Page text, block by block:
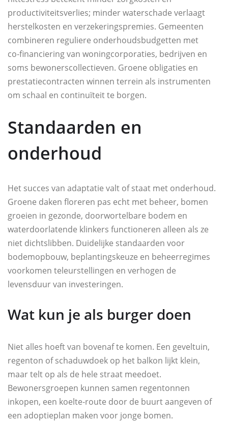
productiviteitsverlies; minder waterschade verlaagt
herstelkosten en verzekeringspremies. Gemeenten
combineren reguliere onderhoudsbudgetten met
co‑financiering van woningcorporaties, bedrijven en
soms bewonerscollectieven. Groene obligaties en
prestatiecontracten winnen terrein als instrumenten
om schaal en continuïteit te borgen.
Standaarden en
onderhoud
Het succes van adaptatie valt of staat met onderhoud.
Groene daken floreren pas echt met beheer, bomen
groeien in gezonde, doorwortelbare bodem en
waterdoorlatende klinkers functioneren alleen als ze
niet dichtslibben. Duidelijke standaarden voor
bodemopbouw, beplantingskeuze en beheerregimes
voorkomen teleurstellingen en verhogen de
levensduur van investeringen.
Wat kun je als burger doen
Niet alles hoeft van bovenaf te komen. Een geveltuin,
regenton of schaduwdoek op het balkon lijkt klein,
maar telt op als de hele straat meedoet.
Bewonersgroepen kunnen samen regentonnen
inkopen, een koelte‑route door de buurt aangeven of
een adoptieplan maken voor jonge bomen.